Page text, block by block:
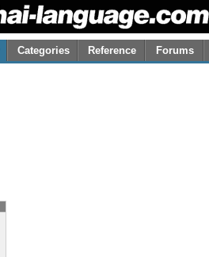
Categories Reference Forums